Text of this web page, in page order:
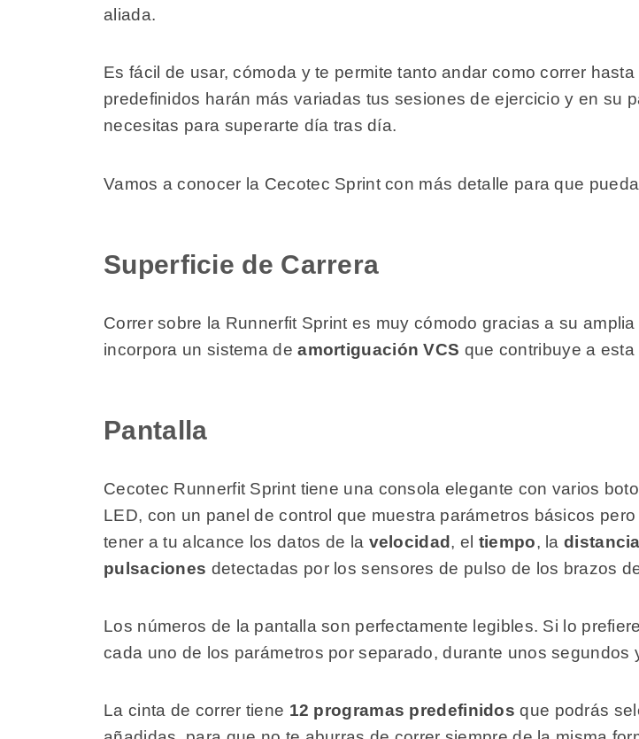
aliada.
Es fácil de usar, cómoda y te permite tanto andar como correr
predefinidos harán más variadas tus sesiones de ejercicio y en su
necesitas para superarte día tras día.
Vamos a conocer la Cecotec Sprint con más detalle para que
Superficie de Carrera
Correr sobre la Runnerfit Sprint es muy cómodo gracias a su
incorpora un sistema deamortiguación VCS que contribuye a
Pantalla
Cecotec Runnerfit Sprint tiene una consola elegante con varios
LED, con un panel de control que muestra parámetros básicos
tener a tu alcance los datos de la velocidad , el tiempo, ladistancia
pulsaciones detectadas por los sensores de pulso de los brazos
Los números de la pantalla son perfectamente legibles. Si lo
cada uno de los parámetros por separado, durante unos segundos
La cinta de correr tiene 12 programas predefinidos que podrás